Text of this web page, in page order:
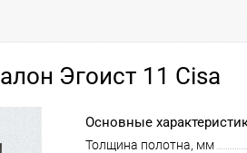
Эгоист 11 Cisa
Основные
Толщина полотна, мм